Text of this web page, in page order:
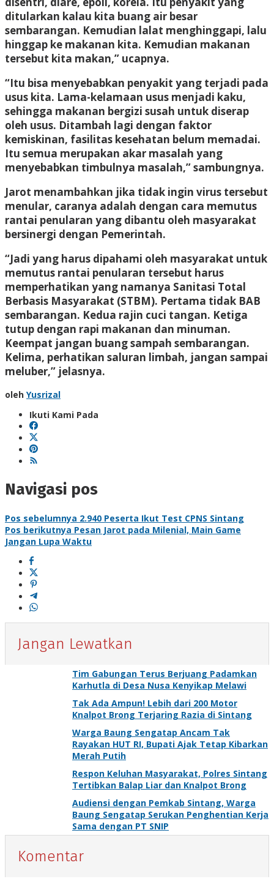
ditularkan kalau kita buang air besar
sembarangan. Kemudian lalat menghinggapi, lalu
hinggap ke makanan kita. Kemudian makanan
tersebut kita makan,” ucapnya.
“Itu bisa menyebabkan penyakit yang terjadi pada
usus kita. Lama-kelamaan usus menjadi kaku,
sehingga makanan bergizi susah untuk diserap
oleh usus. Ditambah lagi dengan faktor
kemiskinan, fasilitas kesehatan belum memadai.
Itu semua merupakan akar masalah yang
menyebabkan timbulnya masalah,” sambungnya.
Jarot menambahkan jika tidak ingin virus tersebut
menular, caranya adalah dengan cara memutus
rantai penularan yang dibantu oleh masyarakat
bersinergi dengan Pemerintah.
“Jadi yang harus dipahami oleh masyarakat untuk
memutus rantai penularan tersebut harus
memperhatikan yang namanya Sanitasi Total
Berbasis Masyarakat (STBM). Pertama tidak BAB
sembarangan. Kedua rajin cuci tangan. Ketiga
tutup dengan rapi makanan dan minuman.
Keempat jangan buang sampah sembarangan.
Kelima, perhatikan saluran limbah, jangan sampai
meluber,” jelasnya.
oleh Yusrizal
Ikuti Kami Pada
Navigasi pos
Pos sebelumnya 2.940 Peserta Ikut Test CPNS Sintang
Pos berikutnya Pesan Jarot pada Milenial, Main Game
Jangan Lupa Waktu
Jangan Lewatkan
Tim Gabungan Terus Berjuang Padamkan
Karhutla di Desa Nusa Kenyikap Melawi
Tak Ada Ampun! Lebih dari 200 Motor
Knalpot Brong Terjaring Razia di Sintang
Warga Baung Sengatap Ancam Tak
Rayakan HUT RI, Bupati Ajak Tetap Kibarkan
Merah Putih
Respon Keluhan Masyarakat, Polres Sintang
Tertibkan Balap Liar dan Knalpot Brong
Audiensi dengan Pemkab Sintang, Warga
Baung Sengatap Serukan Penghentian Kerja
Sama dengan PT SNIP
Komentar